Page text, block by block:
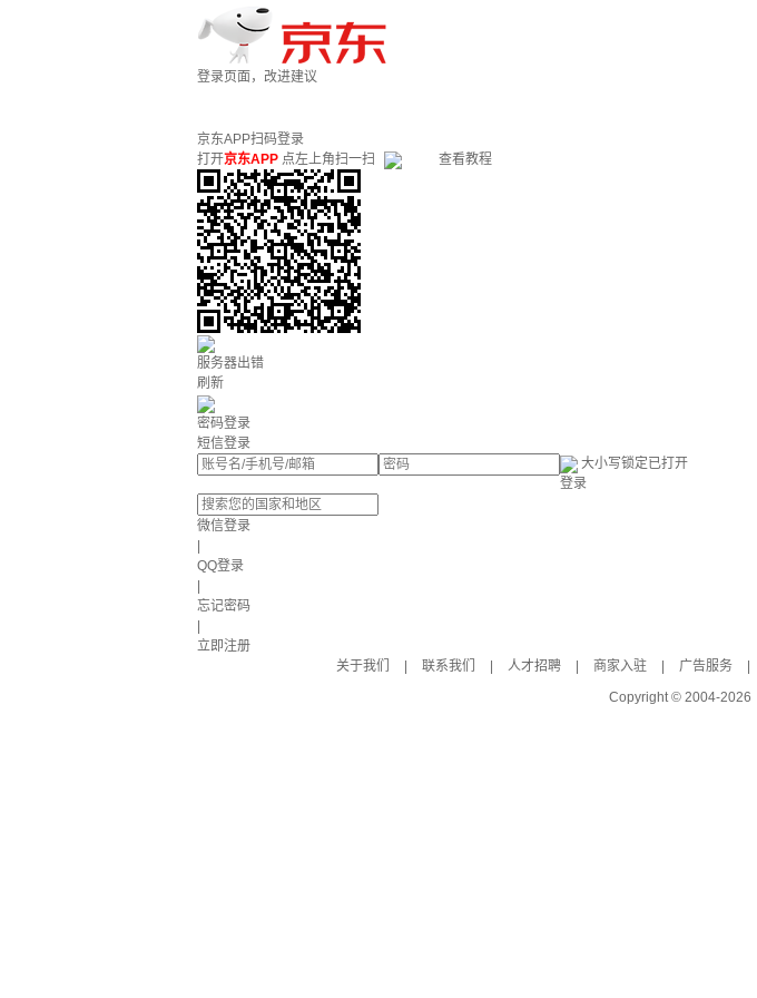
登录页面，改进建议
京东APP扫码登录
打开京东APP 点左上角扫一扫 查看教程
服务器出错
刷新
密码登录
短信登录
大小写锁定已打开
登录
微信登录
QQ登录
忘记密码
立即注册
关于我们
联系我们 人才招聘 商家入驻 广告服务
Copyright © 2004-2026